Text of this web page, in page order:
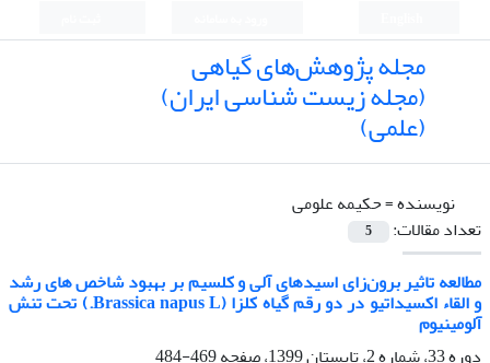
مجله پژوهش‌های گیاهی
(مجله زیست شناسی ایران)
(علمی)
نویسنده =حکیمه علومی
تعداد مقالات:
5
مطالعه تاثیر برون‌زای اسیدهای آلی و کلسیم بر بهبود شاخص های رشد
و القاء اکسیداتیو در دو رقم گیاه کلزا (Brassica napus L.) تحت تنش
آلومینیوم